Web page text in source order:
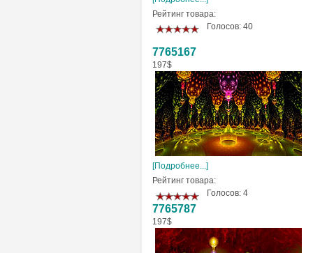
Рейтинг товара:
Голосов: 40
7765167
197$
[Подробнее...]
Рейтинг товара:
Голосов: 4
7765787
197$